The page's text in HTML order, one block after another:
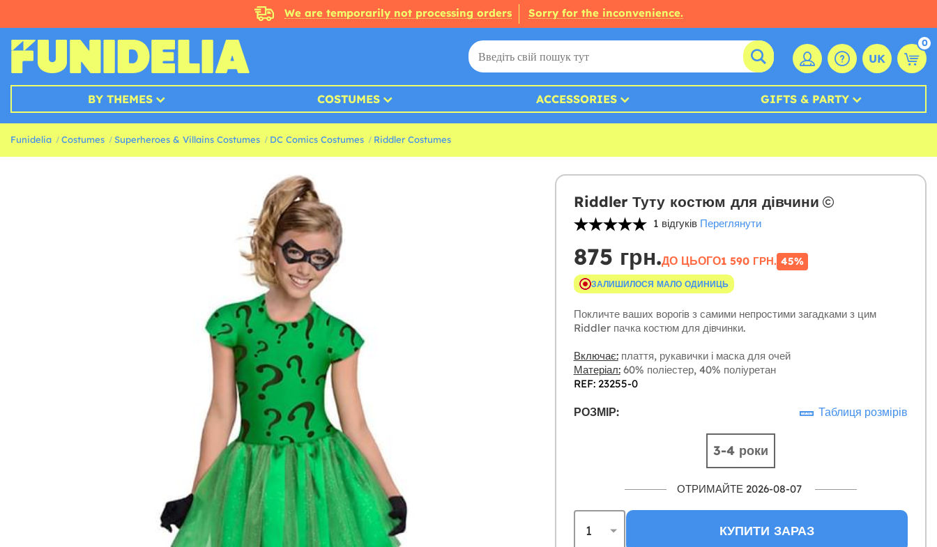
We are temporarily not processing orders Sorry for the inconvenience.
UK
0
BY THEMES COSTUMES ACCESSORIES GIFTS & PARTY
Funidelia Costumes Superheroes & Villains Costumes DC Comics Costumes Riddler Costumes
Riddler Туту костюм для дівчини
1 відгуків Переглянути
875 грн.ДО ЦЬОГО1 590 ГРН. 45%
ЗАЛИШИЛОСЯ МАЛО ОДИНИЦЬ
Покличте ваших ворогів з самими непростими загадками з цим
Riddler пачка костюм для дівчинки.
Включає:плаття, рукавички і маска для очей
Матеріал:60% поліестер, 40% поліуретан
REF: 23255-0
РОЗМІР: Таблиця розмірів
3-4 роки
ОТРИМАЙТЕ 2026-08-07
КУПИТИ ЗАРАЗ